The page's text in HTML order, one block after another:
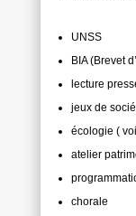
UNSS
BIA (Brevet
lecture
jeux de
écologie (
atelier
chorale